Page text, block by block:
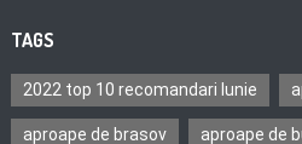
TAGS
2022 top 10 recomandari Iunie
aproape de brasov aproape de